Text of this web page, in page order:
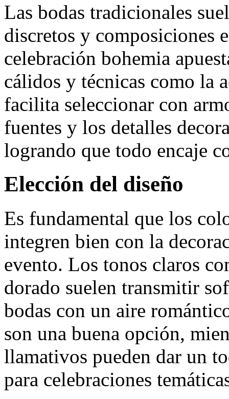
Las bodas tradicionales
discretos y composiciones
celebración bohemia
cálidos y técnicas como la
facilita seleccionar con
fuentes y los detalles
logrando que todo encaje
Elección del diseño
Es fundamental que los
integren bien con la
evento. Los tonos claros
dorado suelen transmitir
bodas con un aire
son una buena opción,
llamativos pueden dar un
para celebraciones